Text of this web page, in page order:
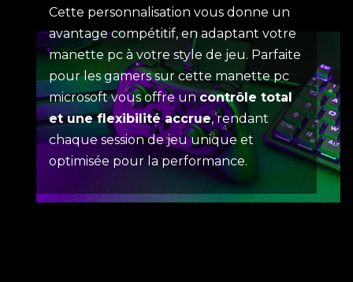
Cette personnalisation vous donne un
avantage compétitif, en adaptant votre
manette pc à votre style de jeu. Parfaite
pour les gamers sur cette manette pc
microsoft vous offre uncontrôle total
et une flexibilité accrue, rendant
chaque session de jeu unique et
optimisée pour la performance.